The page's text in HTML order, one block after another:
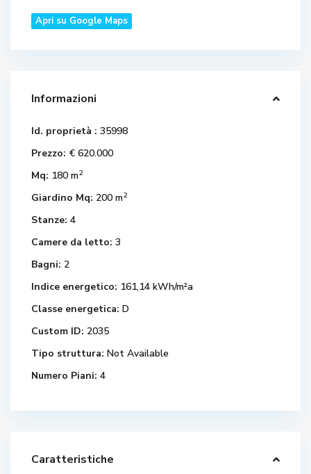
Apri su Google Maps
Informazioni
Id. proprietà : 35998
Prezzo: € 620.000
Mq: 180 m2
Giardino Mq: 200 m2
Stanze: 4
Camere da letto: 3
Bagni: 2
Indice energetico: 161,14 kWh/m²a
Classe energetica: D
Custom ID: 2035
Tipo struttura: Not Available
Numero Piani: 4
Caratteristiche